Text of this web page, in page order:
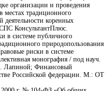
организации и проведения
местах традиционного
деятельности коренных
КонсультантПлюс.
в системе публичного
природопользования
риски в системе
монография / под науч.
Лапиной; Финансовый
Российской федерации. М.: ОТ